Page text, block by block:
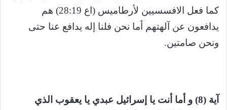
كما فعل الافسسيين لأرطاميس (اع 28:19) هم
يدافعون عن آلهتهم أما نحن فلنا إله يدافع عنا حتى
ونحن صامتين.
آية (8) و أما أنت يا إسرائيل عبدي يا يعقوب الذي